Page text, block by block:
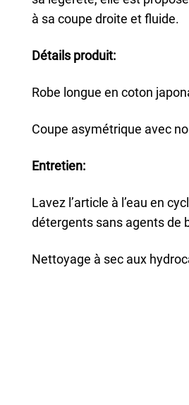
à sa coupe droite et fluide.
Détails produit:
Robe longue en coton
Coupe asymétrique avec
Entretien:
Lavez l’article à l’eau en
détergents sans agents de
Nettoyage à sec aux